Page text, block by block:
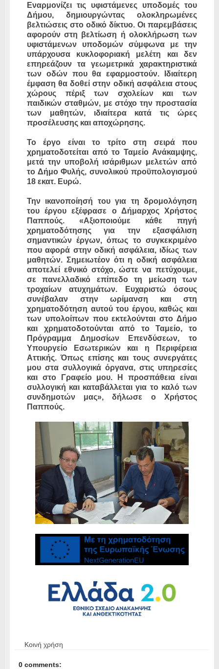
Εναρμονίζει τις υφιστάμενες υποδομές του
Δήμου, δημιουργώντας ολοκληρωμένες
βελτιώσεις στο οδικό δίκτυο. Οι παρεμβάσεις
αφορούν στη βελτίωση ή ολοκλήρωση των
υφιστάμενων υποδομών σύμφωνα με την
υπάρχουσα κυκλοφοριακή μελέτη και δεν
επηρεάζουν τα γεωμετρικά χαρακτηριστικά
των οδών που θα εφαρμοστούν. Ιδιαίτερη
έμφαση θα δοθεί στην οδική ασφάλεια στους
χώρους πέριξ των σχολείων και των
παιδικών σταθμών, με στόχο την προστασία
των μαθητών, ιδιαίτερα κατά τις ώρες
προσέλευσης και αποχώρησης.
Το έργο είναι το τρίτο στη σειρά που
χρηματοδοτείται από το Ταμείο Ανάκαμψης,
μετά την υποβολή ισάριθμων μελετών από
το Δήμο Φυλής, συνολικού προϋπολογισμού
18 εκατ. Ευρώ.
Την ικανοποίησή του για τη δρομολόγηση
του έργου εξέφρασε ο Δήμαρχος Χρήστος
Παππούς. «Αξιοποιούμε κάθε πηγή
χρηματοδότησης για την εξασφάλιση
σημαντικών έργων, όπως το συγκεκριμένο
που αφορά στην οδική ασφάλεια, ιδίως των
μαθητών. Σημειωτέον ότι η οδική ασφάλεια
αποτελεί εθνικό στόχο, ώστε να πετύχουμε,
σε πανελλαδικό επίπεδο τη μείωση των
τροχαίων ατυχημάτων. Ευχαριστώ όσους
συνέβαλαν στην ωρίμανση και στη
χρηματοδότηση αυτού του έργου, καθώς και
των υπολοίπων που εκτελούνται στο Δήμο
και χρηματοδοτούνται από το Ταμείο, το
Πρόγραμμα Δημοσίων Επενδύσεων, το
Υπουργείο Εσωτερικών και η Περιφέρεια
Αττικής. Όπως επίσης και τους συνεργάτες
μου στα συλλογικά όργανα, στις υπηρεσίες
και στο Γραφείο μου. Η προσπάθεια είναι
συλλογική και καταβάλλεται για το καλό των
συνδημοτών μας», δήλωσε ο Χρήστος
Παππούς.
Κοινή χρήση
0 comments: